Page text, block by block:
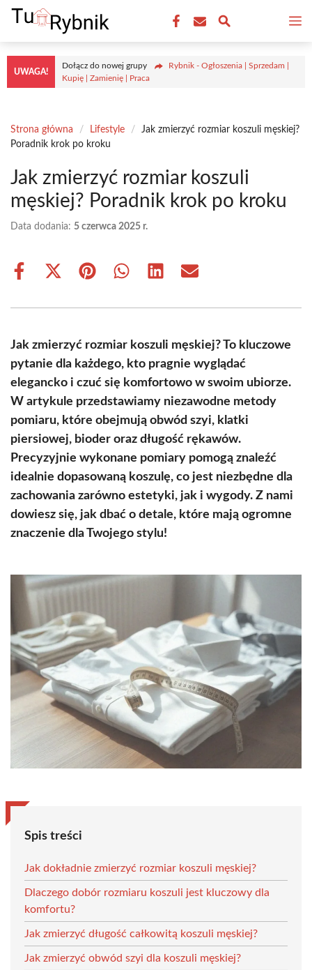
Przejdź
treści
UWAGA!
Dołącz do nowej grupy
Rybnik - Ogłoszenia | Sprzedam |
Kupię | Zamienię | Praca
Strona główna / Lifestyle /
Jak zmierzyć rozmiar koszuli męskiej?
Poradnik krok po kroku
Jak zmierzyć rozmiar koszuli
męskiej? Poradnik krok po kroku
Data dodania: 5 czerwca 2025 r.
Share
Share
(Twitter)
Share Share Share Share
Jak zmierzyć rozmiar koszuli męskiej? To kluczowe
pytanie dla każdego, kto pragnie wyglądać
elegancko i czuć się komfortowo w swoim ubiorze.
W artykule przedstawiamy niezawodne metody
pomiaru, które obejmują obwód szyi, klatki
piersiowej, bioder oraz długość rękawów.
Precyzyjnie wykonane pomiary pomogą znaleźć
idealnie dopasowaną koszulę, co jest niezbędne dla
zachowania zarówno estetyki, jak i wygody. Z nami
dowiesz się, jak dbać o detale, które mają ogromne
znaczenie dla Twojego stylu!
Spis treści
Jak dokładnie zmierzyć rozmiar koszuli męskiej?
Dlaczego dobór rozmiaru koszuli jest kluczowy dla
komfortu?
Jak zmierzyć długość całkowitą koszuli męskiej?
Jak zmierzyć obwód szyi dla koszuli męskiej?